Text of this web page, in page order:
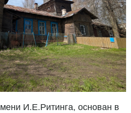
И.Е.Ритинга, основан в